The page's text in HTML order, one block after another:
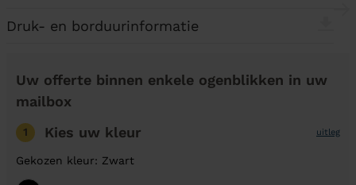
Druk- en borduurinformatie
Uw offerte binnen enkele ogenblikken in uw
mailbox
1 Kies uw kleur uitleg
Gekozen kleur: Zwart